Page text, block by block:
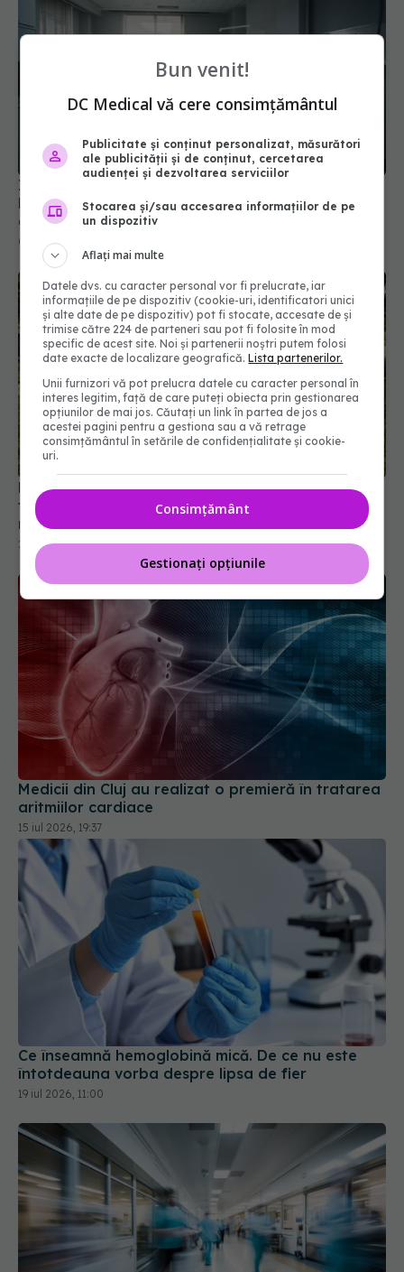
Infuzie masivă de bani în spitalele din România.
Ministerul Sănătății a atins o rată record de
absorbție PNRR de peste 80%
09 iul 2026, 16:09
Ministerul Sănătății avertizează: Nu beți apă din
fântâni după inundații! Riscul de îmbolnăvire este
mare
22 iul 2026, 09:38
Medicii din Cluj au realizat o premieră în tratarea
aritmiilor cardiace
15 iul 2026, 19:37
Ce înseamnă hemoglobină mică. De ce nu este
întotdeauna vorba despre lipsa de fier
19 iul 2026, 11:00
Bun venit!
DC Medical vă cere consimțământul
Publicitate și conținut personalizat, măsurători
ale publicității și de conținut, cercetarea
audienței și dezvoltarea serviciilor
Stocarea și/sau accesarea informațiilor de pe
un dispozitiv
Aflați mai multe
Datele dvs. cu caracter personal vor fi prelucrate, iar
informațiile de pe dispozitiv (cookie-uri, identificatori unici
și alte date de pe dispozitiv) pot fi stocate, accesate de și
trimise către 224 de parteneri sau pot fi folosite în mod
specific de acest site. Noi și partenerii noștri putem folosi
date exacte de localizare geografică.Lista partenerilor.
Unii furnizori vă pot prelucra datele cu caracter personal în
interes legitim, față de care puteți obiecta prin gestionarea
opțiunilor de mai jos. Căutați un link în partea de jos a
acestei pagini pentru a gestiona sau a vă retrage
consimțământul în setările de confidențialitate și cookie-
uri.
Consimțământ
Gestionați opțiunile